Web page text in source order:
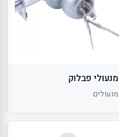
מנעולי פבלוק
מנעולים